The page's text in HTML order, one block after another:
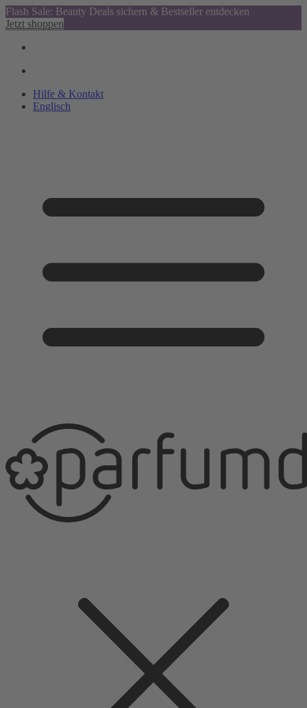
Flash Sale: Beauty Deals sichern & Bestseller entdecken
Jetzt shoppen
Hilfe & Kontakt
Englisch